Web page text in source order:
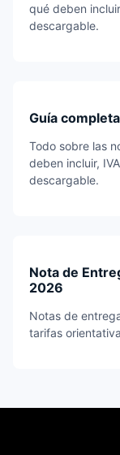
qué deben
descargable.
Guía
Todo sobre las
deben incluir,
descargable.
Nota de
2026
Notas de
tarifas